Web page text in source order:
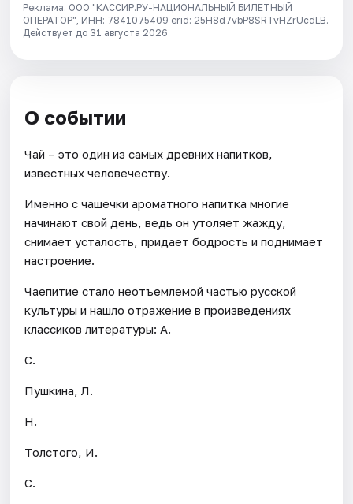
Реклама. ООО "КАССИР.РУ-НАЦИОНАЛЬНЫЙ БИЛЕТНЫЙ
ОПЕРАТОР", ИНН: 7841075409 erid: 25H8d7vbP8SRTvHZrUcdLB.
Действует до 31 августа 2026
О событии
Чай – это один из самых древних напитков,
известных человечеству.
Именно с чашечки ароматного напитка многие
начинают свой день, ведь он утоляет жажду,
снимает усталость, придает бодрость и поднимает
настроение.
Чаепитие стало неотъемлемой частью русской
культуры и нашло отражение в произведениях
классиков литературы: А.
С.
Пушкина, Л.
Н.
Толстого, И.
С.